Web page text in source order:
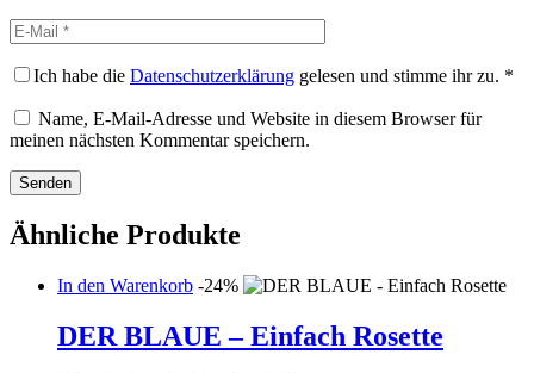
Ich habe die Datenschutzerklärung gelesen und stimme ihr zu. *
Name, E-Mail-Adresse und Website in diesem Browser für
meinen nächsten Kommentar speichern.
Ähnliche Produkte
In den Warenkorb -24%
DER BLAUE – Einfach Rosette